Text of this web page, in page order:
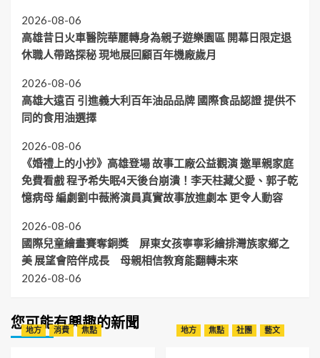
2026-08-06
高雄昔日火車醫院華麗轉身為親子遊樂園區 開幕日限定退
休職人帶路探秘 現地展回顧百年機廠歲月
2026-08-06
高雄大遠百 引進義大利百年油品品牌 國際食品認證 提供不
同的食用油選擇
2026-08-06
《婚禮上的小抄》高雄登場 故事工廠公益觀演 邀單親家庭
免費看戲 程予希失眠4天後台崩潰！李天柱藏父愛、郭子乾
憶病母 編劇劉中薇將演員真實故事放進劇本 更令人動容
2026-08-06
國際兒童繪畫賽奪銅獎 屏東女孩寧寧彩繪排灣族家鄉之
美 展望會陪伴成長 母親相信教育能翻轉未來
2026-08-06
您可能有興趣的新聞
地方 消費 焦點 地方 焦點 社團 藝文